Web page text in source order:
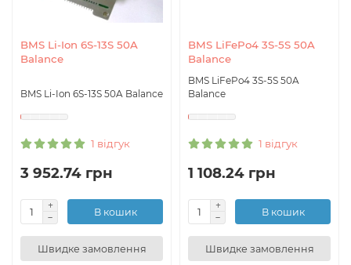
BMS Li-Ion 6S-13S 50A
Balance
BMS Li-Ion 6S-13S 50A Balance
1 відгук
3 952.74 грн
В кошик
Швидке замовлення
BMS LiFePo4 3S-5S 50A
Balance
BMS LiFePo4 3S-5S 50A
Balance
1 відгук
1 108.24 грн
В кошик
Швидке замовлення